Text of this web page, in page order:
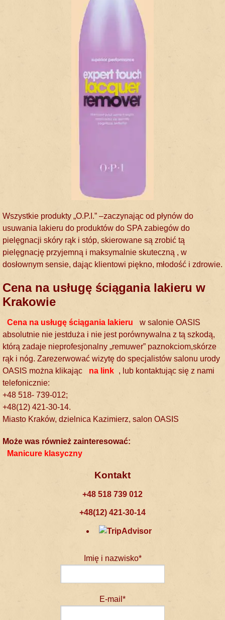
Wszystkie produkty „O.P.I.” –zaczynając od płynów do
usuwania lakieru do produktów do SPA zabiegów do
pielęgnacji skóry rąk i stóp, skierowane są zrobić tą
pielęgnację przyjemną i maksymalnie skuteczną , w
dosłownym sensie, dając klientowi piękno, młodość i zdrowie.
Cena na usługę ściągania lakieru w
Krakowie
Cena na usługę ściągania lakieru
w salonie OASIS
absolutnie nie jestduża i nie jest porównywalna z tą szkodą,
którą zadaje nieprofesjonalny „remuwer” paznokciom,skórze
rąk i nóg. Zarezerwować wizytę do specjalistów salonu urody
OASIS można klikając
na link , lub kontaktując się z nami
telefonicznie:
+48 518- 739-012;
+48(12) 421-30-14.
Miasto Kraków, dzielnica Kazimierz, salon OASIS
Może was również zainteresować:
Manicure klasyczny
Kontakt
+48 518 739 012
+48(12) 421-30-14
Imię i nazwisko*
E-mail*